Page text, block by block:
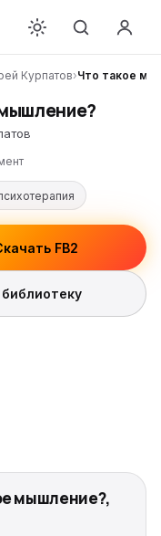
Курпатов›Что такое
FB2
библиотеку
мышление?,